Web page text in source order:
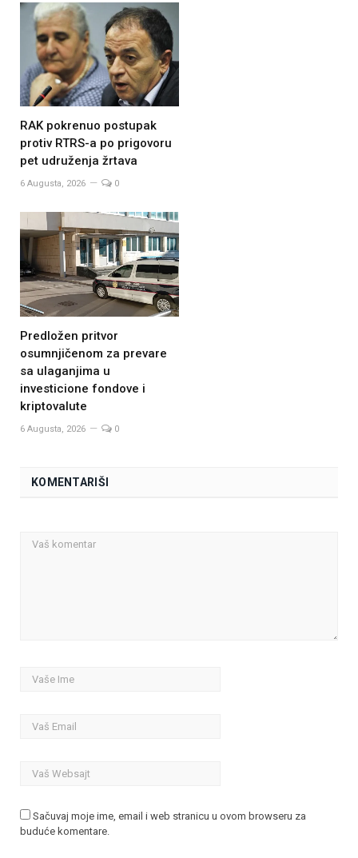
RAK pokrenuo postupak
protiv RTRS-a po prigovoru
pet udruženja žrtava
6 Augusta, 2026 0
Predložen pritvor
osumnjičenom za prevare
sa ulaganjima u
investicione fondove i
kriptovalute
6 Augusta, 2026 0
KOMENTARIŠI
Sačuvaj moje ime, email i web stranicu u ovom browseru za
buduće komentare.